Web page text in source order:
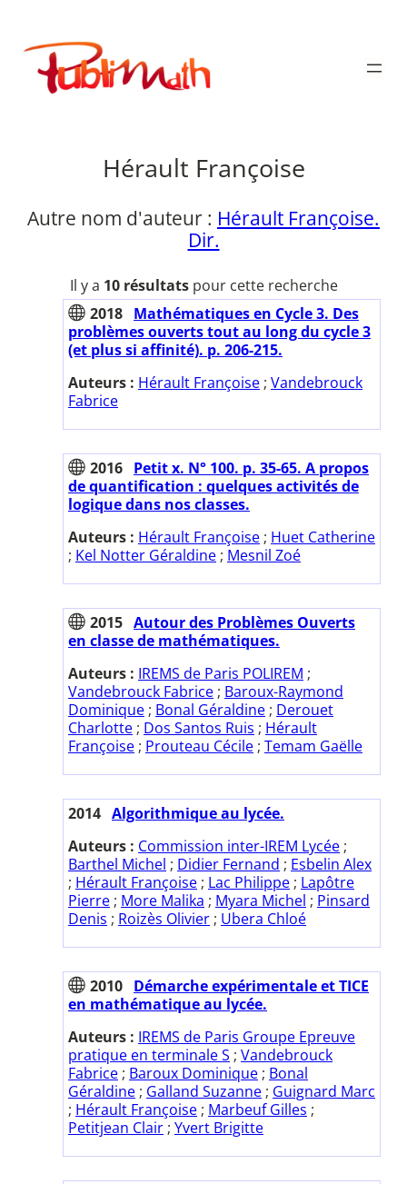
contenu
Publimath
Hérault Françoise
Autre nom d'auteur : Hérault Françoise.
Dir.
Il y a 10 résultatspour cette recherche
2018 Mathématiques en Cycle 3. Des
problèmes ouverts tout au long du cycle 3
(et plus si affinité). p. 206-215.
Auteurs : Hérault Françoise ; Vandebrouck
Fabrice
2016 Petit x. N° 100. p. 35-65. A propos
de quantification : quelques activités de
logique dans nos classes.
Auteurs : Hérault Françoise ; Huet Catherine
; Kel Notter Géraldine ; Mesnil Zoé
2015 Autour des Problèmes Ouverts
en classe de mathématiques.
Auteurs : IREMS de Paris POLIREM ;
Vandebrouck Fabrice ; Baroux-Raymond
Dominique ; Bonal Géraldine ; Derouet
Charlotte ; Dos Santos Ruis ; Hérault
Françoise ; Prouteau Cécile ; Temam Gaëlle
2014 Algorithmique au lycée.
Auteurs : Commission inter-IREM Lycée ;
Barthel Michel ; Didier Fernand ; Esbelin Alex
; Hérault Françoise ; Lac Philippe ; Lapôtre
Pierre ; More Malika ; Myara Michel ; Pinsard
Denis ; Roizès Olivier ; Ubera Chloé
2010 Démarche expérimentale et TICE
en mathématique au lycée.
Auteurs : IREMS de Paris Groupe Epreuve
pratique en terminale S ; Vandebrouck
Fabrice ; Baroux Dominique ; Bonal
Géraldine ; Galland Suzanne ; Guignard Marc
; Hérault Françoise ; Marbeuf Gilles ;
Petitjean Clair ; Yvert Brigitte